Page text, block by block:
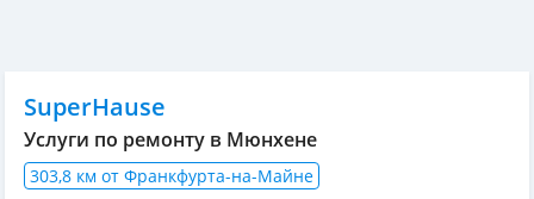
SuperHause
Услуги по ремонту в Мюнхене
303,8 км от Франкфурта-на-Майне